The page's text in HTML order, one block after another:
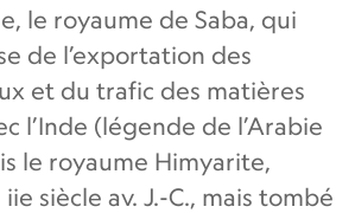
le royaume de Saba, qui
de l’exportation des
et du trafic des matières
l’Inde (légende de l’Arabie
le royaume Himyarite,
siècle av. J.-C., mais tombé